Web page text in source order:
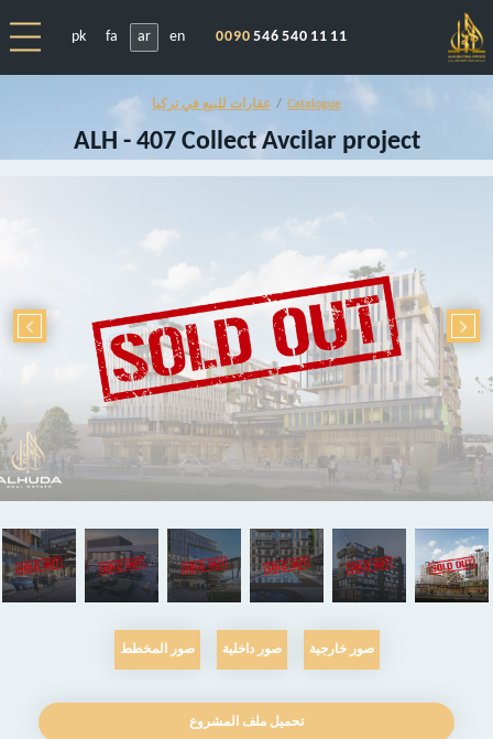
0090 546 540 11 11
en
ar
fa
pk
Catalogue عقارات للبيع في تركيا
ALH - 407 Collect Avcilar project
صور خارجية صور داخلية صور المخطط
تحميل ملف المشروع